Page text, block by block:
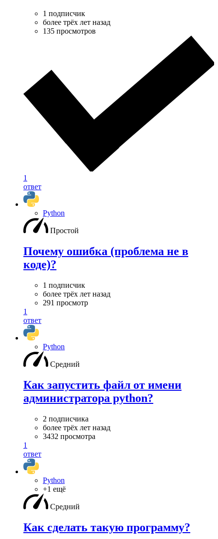
1 подписчик
более трёх лет назад
135 просмотров
1
ответ
Python
Простой
Почему ошибка (проблема не в
коде)?
1 подписчик
более трёх лет назад
291 просмотр
1
ответ
Python
Средний
Как запустить файл от имени
администратора python?
2 подписчика
более трёх лет назад
3432 просмотра
1
ответ
Python
+1 ещё
Средний
Как сделать такую программу?